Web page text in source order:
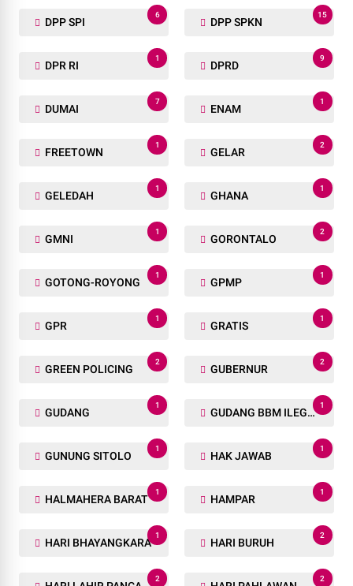
DPP SPI
6
DPP SPKN
15
DPR RI
1
DPRD
9
DUMAI
7
ENAM
1
FREETOWN
1
GELAR
2
GELEDAH
1
GHANA
1
GMNI
1
GORONTALO
2
GOTONG-ROYONG
1
GPMP
1
GPR
1
GRATIS
1
GREEN POLICING
2
GUBERNUR
2
GUDANG
1
GUDANG BBM ILEGAL
1
GUNUNG SITOLO
1
HAK JAWAB
1
HALMAHERA BARAT
1
HAMPAR
1
HARI BHAYANGKARA
1
HARI BURUH
2
2 2